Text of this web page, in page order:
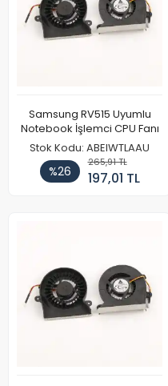
Samsung RV515 Uyumlu
Notebook İşlemci CPU Fanı
Stok Kodu: ABEIWTLAAU
%26
265,91 TL
197,01 TL